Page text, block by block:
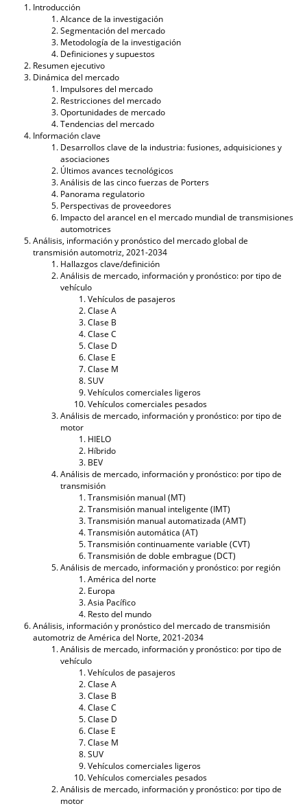
Introducción
Alcance de la investigación
Segmentación del mercado
Metodología de la investigación
Definiciones y supuestos
Resumen ejecutivo
Dinámica del mercado
Impulsores del mercado
Restricciones del mercado
Oportunidades de mercado
Tendencias del mercado
Información clave
Desarrollos clave de la industria: fusiones, adquisiciones y
asociaciones
Últimos avances tecnológicos
Análisis de las cinco fuerzas de Porters
Panorama regulatorio
Perspectivas de proveedores
Impacto del arancel en el mercado mundial de transmisiones
automotrices
Análisis, información y pronóstico del mercado global de
transmisión automotriz, 2021-2034
Hallazgos clave/definición
Análisis de mercado, información y pronóstico: por tipo de
vehículo
Vehículos de pasajeros
Clase A
Clase B
Clase C
Clase D
Clase E
Clase M
SUV
Vehículos comerciales ligeros
Vehículos comerciales pesados
Análisis de mercado, información y pronóstico: por tipo de
motor
HIELO
Híbrido
BEV
Análisis de mercado, información y pronóstico: por tipo de
transmisión
Transmisión manual (MT)
Transmisión manual inteligente (IMT)
Transmisión manual automatizada (AMT)
Transmisión automática (AT)
Transmisión continuamente variable (CVT)
Transmisión de doble embrague (DCT)
Análisis de mercado, información y pronóstico: por región
América del norte
Europa
Asia Pacífico
Resto del mundo
Análisis, información y pronóstico del mercado de transmisión
automotriz de América del Norte, 2021-2034
Análisis de mercado, información y pronóstico: por tipo de
vehículo
Vehículos de pasajeros
Clase A
Clase B
Clase C
Clase D
Clase E
Clase M
SUV
Vehículos comerciales ligeros
Vehículos comerciales pesados
Análisis de mercado, información y pronóstico: por tipo de
motor